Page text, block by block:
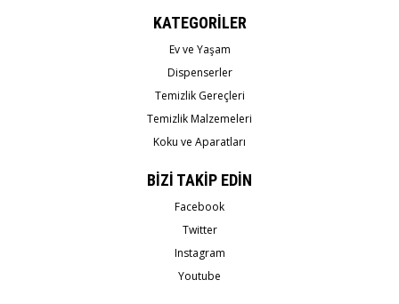
KATEGORİLER
Ev ve Yaşam
Dispenserler
Temizlik Gereçleri
Temizlik Malzemeleri
Koku ve Aparatları
BİZİ TAKİP EDİN
Facebook
Twitter
Instagram
Youtube